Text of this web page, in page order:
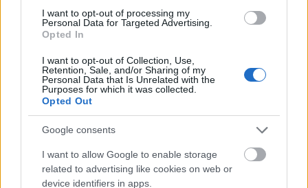
I want to opt-out of processing my
Personal Data for Targeted Advertising.
Opted In
I want to opt-out of Collection, Use,
Retention, Sale, and/or Sharing of my
Personal Data that Is Unrelated with the
Purposes for which it was collected.
Opted Out
Google consents
I want to allow Google to enable storage
related to advertising like cookies on web or
device identifiers in apps.
A vezető londoni múzeumok zömének
állandó kiállítása ingyen látogatható, és sok
történelmi templomban tartanak ingyenes
déli koncerteket. Akinek kedve van hozzá,
ilyet hallgathat például a kamarazenekaráról
világhírű St. Martin-in-the-Fields templomban
a National Gallery tőszomszédságában, a
Trafalgar-téren.
London két legismertebb templomában, a
Szent Pál-székesegyházban és a
Westminster-apátságban nincsenek ugyan